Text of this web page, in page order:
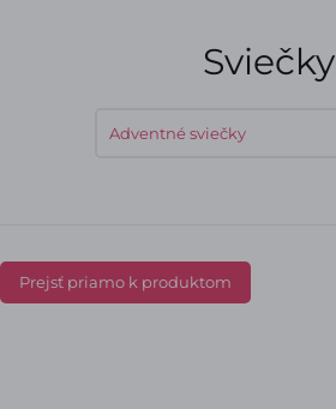
Sviečky
Adventné sviečky
Prejsť priamo k produktom